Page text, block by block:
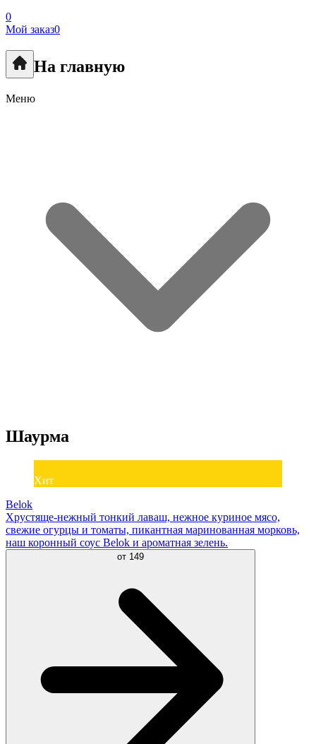
0
Мой заказ0
На главную
Меню
Шаурма
Хит
Belok
Хрустяще-нежный тонкий лаваш, нежное куриное мясо,
свежие огурцы и томаты, пикантная маринованная морковь,
наш коронный соус Belok и ароматная зелень.
от 149